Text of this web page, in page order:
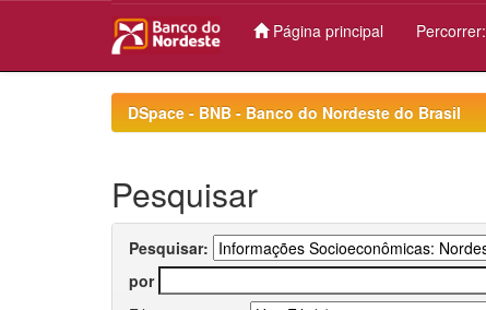
Página principal Percorrer:
DSpace - BNB - Banco do Nordeste do Brasil
Pesquisar
Pesquisar:
por